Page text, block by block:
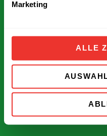
Marketing
ALLE
ARBEITSWELT